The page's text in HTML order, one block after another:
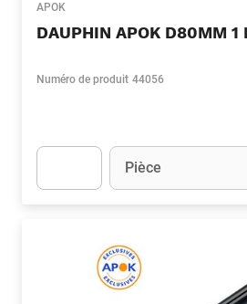
APOK
DAUPHIN APOK D80MM 1
Numéro de produit 44056
Unité
Pièce